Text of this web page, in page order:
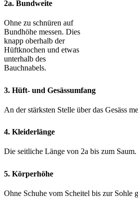
2a. Bundweite
Ohne zu schnüren auf
Bundhöhe messen. Dies
knapp oberhalb der
Hüftknochen und etwas
unterhalb des
Bauchnabels.
3. Hüft- und Gesässumfang
An der stärksten Stelle über das Gesäss
4. Kleiderlänge
Die seitliche Länge von 2a bis zum Saum.
5. Körperhöhe
Ohne Schuhe vom Scheitel bis zur Sohle